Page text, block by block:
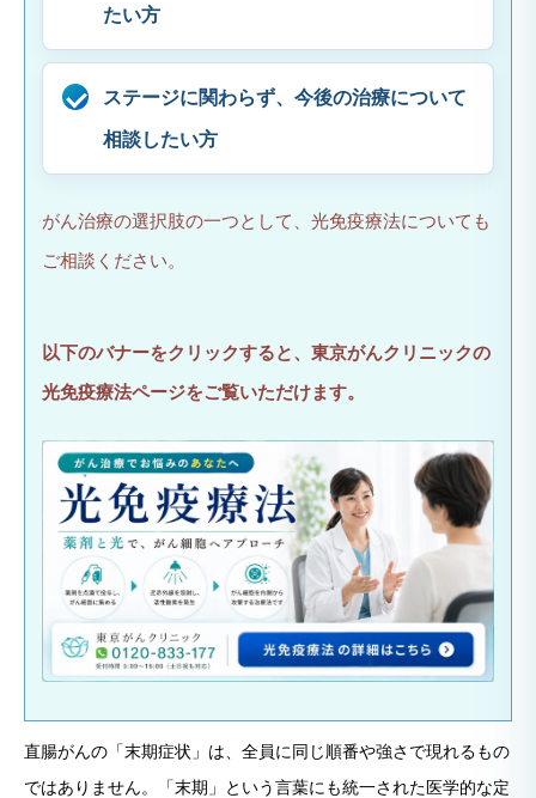
たい方
ステージに関わらず、今後の治療について
相談したい方
がん治療の選択肢の一つとして、光免疫療法についても
ご相談ください。
以下のバナーをクリックすると、東京がんクリニックの
光免疫療法ページをご覧いただけます。
直腸がんの「末期症状」は、全員に同じ順番や強さで現れるもの
ではありません。「末期」という言葉にも統一された医学的な定